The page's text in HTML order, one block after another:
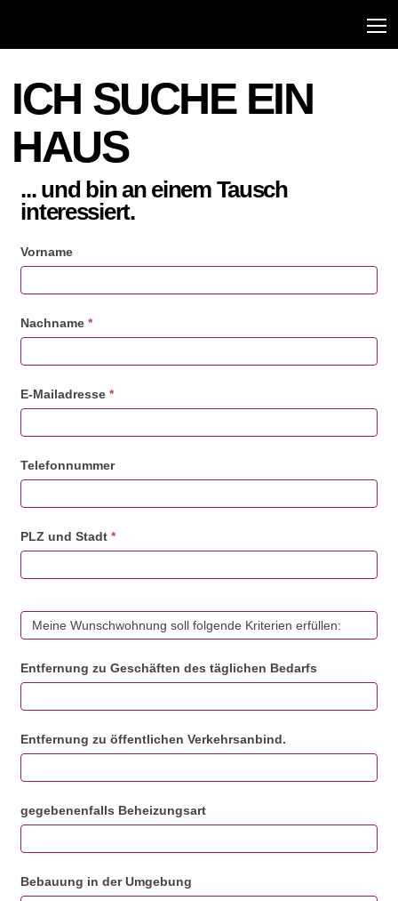
ICH SUCHE EIN
HAUS
... und bin an einem Tausch
interessiert.
Vorname
Nachname*
E-Mailadresse*
Telefonnummer
PLZ und Stadt*
Meine Wunschwohnung soll folgende Kriterien erfüllen:
Entfernung zu Geschäften des täglichen Bedarfs
Entfernung zu öffentlichen Verkehrsanbind.
gegebenenfalls Beheizungsart
Bebauung in der Umgebung